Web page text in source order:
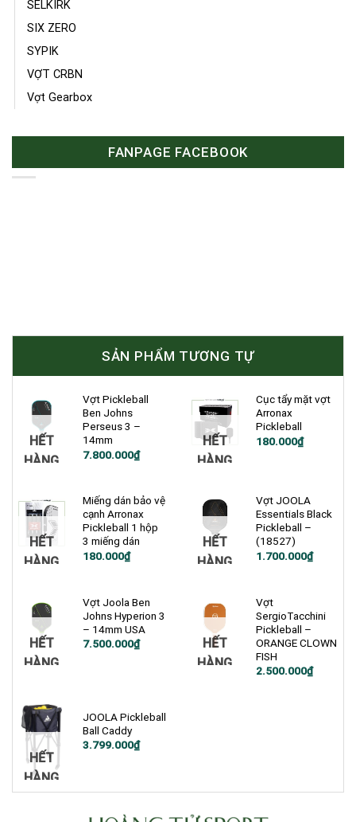
SELKIRK
SIX ZERO
SYPIK
VỢT CRBN
Vợt Gearbox
FANPAGE FACEBOOK
SẢN PHẨM TƯƠNG TỰ
HẾT
HÀNG
Vợt Pickleball
Ben Johns
Perseus 3 –
14mm
7.800.000₫
HẾT
HÀNG
Cục tẩy mặt vợt
Arronax
Pickleball
180.000₫
HẾT
HÀNG
Miếng dán bảo vệ
cạnh Arronax
Pickleball 1 hộp
3 miếng dán
180.000₫
HẾT
HÀNG
Vợt JOOLA
Essentials Black
Pickleball –
(18527)
Giá
1.700.000₫
Giá
1.700.000₫.
HẾT
HÀNG
Vợt Joola Ben
Johns Hyperion 3
– 14mm USA
7.500.000₫
HẾT
HÀNG
Vợt
SergioTacchini
Pickleball –
ORANGE CLOWN
FISH
Giá
2.500.000₫
Giá
HẾT
HÀNG
JOOLA Pickleball
Ball Caddy
3.799.000₫